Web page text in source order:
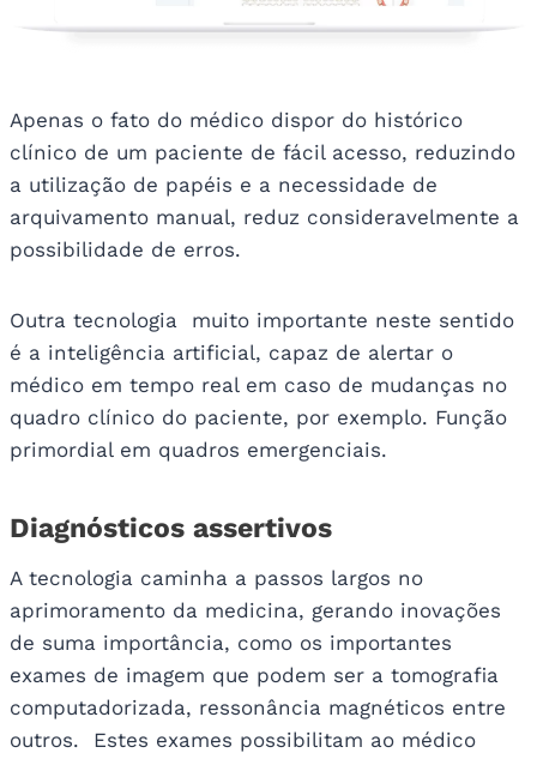
Apenas o fato do médico dispor do histórico
clínico de um paciente de fácil acesso, reduzindo
a utilização de papéis e a necessidade de
arquivamento manual, reduz consideravelmente a
possibilidade de erros.
Outra tecnologia muito importante neste sentido
é a inteligência artificial, capaz de alertar o
médico em tempo real em caso de mudanças no
quadro clínico do paciente, por exemplo. Função
primordial em quadros emergenciais.
Diagnósticos assertivos
A tecnologia caminha a passos largos no
aprimoramento da medicina, gerando inovações
de suma importância, como os importantes
exames de imagem que podem ser a tomografia
computadorizada, ressonância magnéticos entre
outros. Estes exames possibilitam ao médico